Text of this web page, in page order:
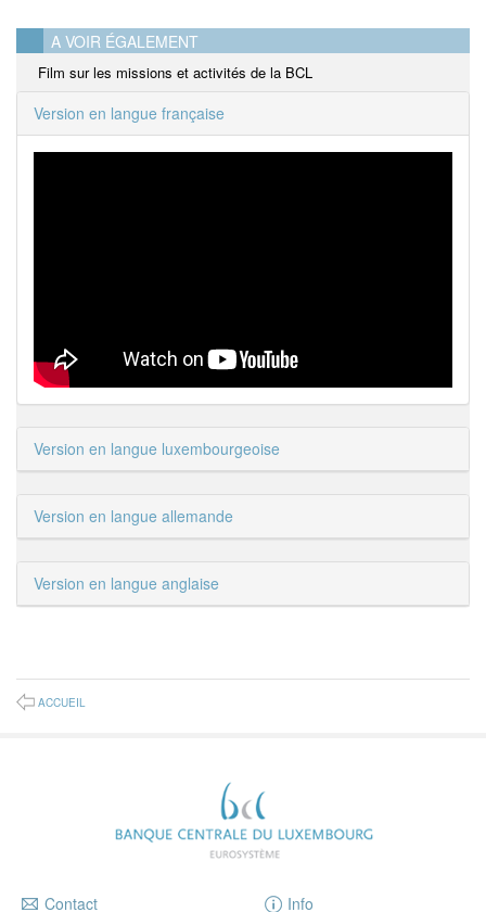
A VOIR ÉGALEMENT
Film sur les missions et activités de la BCL
Version en langue française
Version en langue luxembourgeoise
Version en langue allemande
Version en langue anglaise
ACCUEIL
Contact Info